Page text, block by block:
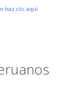
haz clic aquí